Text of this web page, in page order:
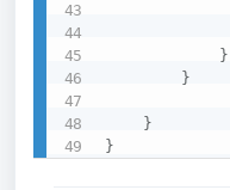
}
}
}
}